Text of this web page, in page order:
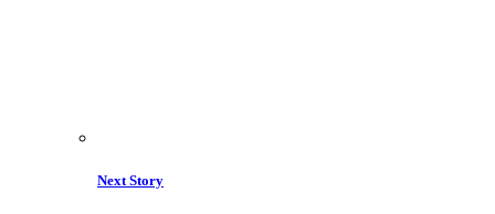
Next Story